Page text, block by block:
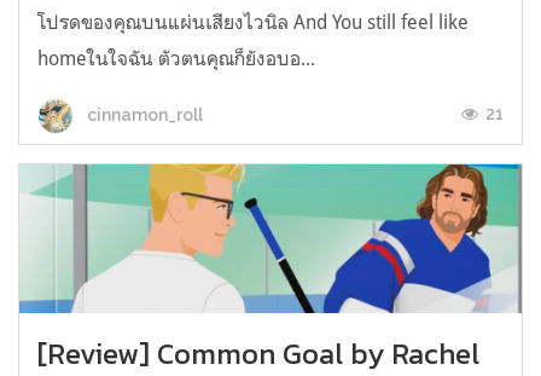
โปรดของคุณบนแผ่นเสียงไวนิล And You still feel like
homeในใจฉัน ตัวตนคุณก็ยังอบอ...
cinnamon_roll 21
[Review] Common Goal by Rachel